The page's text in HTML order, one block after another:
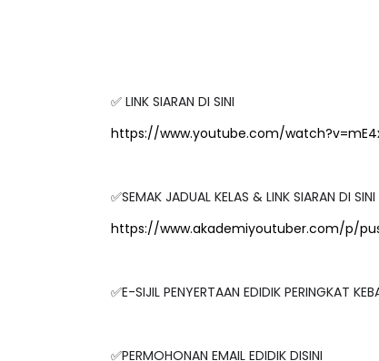
✅ LINK SIARAN DI SINI
https://www.youtube.com/
✅SEMAK JADUAL KELAS & LINK SIARAN DI SINI
https://www.akademiyoutuber.com/p/
✅E-SIJIL PENYERTAAN EDIDIK PERINGKAT
✅PERMOHONAN EMAIL EDIDIK DISINI